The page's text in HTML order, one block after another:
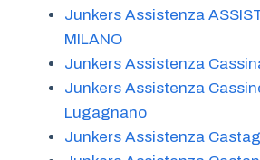
Junkers Assistenza
MILANO
Junkers Assistenza
Junkers Assistenza
Lugagnano
Junkers Assistenza